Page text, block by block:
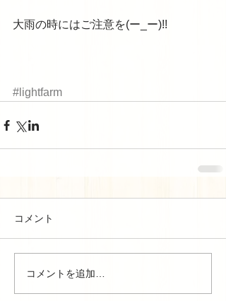
大雨の時にはご注意を(ー_ー)!!
#lightfarm
コメント
コメントを追加…